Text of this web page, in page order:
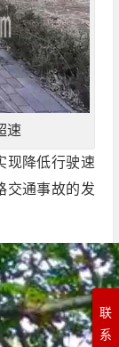
速
现降低行驶速
交通事故的发
联
系